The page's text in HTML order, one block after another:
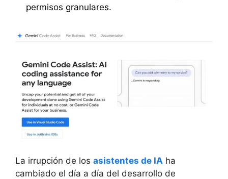
permisos granulares.
La irrupción de los asistentes de IA ha
cambiado el día a día del desarrollo de